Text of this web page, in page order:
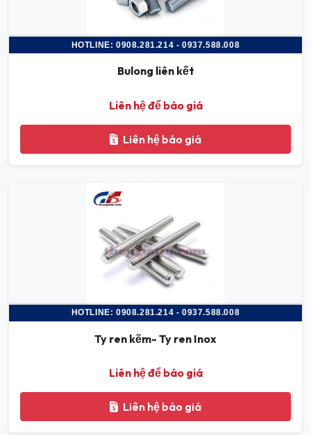
HOTLINE: 0908.281.214 - 0937.588.008
Bulong liên kết
Liên hệ để báo giá
Liên hệ báo giá
HOTLINE: 0908.281.214 - 0937.588.008
Ty ren kẽm- Ty ren Inox
Liên hệ để báo giá
Liên hệ báo giá